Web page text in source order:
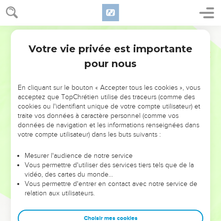
NE MANQUEZ PAS L’ÉVÉNEMENT
DE L’ANNÉE !
ET SI LEURS ERREURS POUVAIENT VOUS ÉVITER LES
VOTRES ?
leur foi ou leur vision. Mais on voit moins les doutes, les erreurs
et les saisons difficiles qu'ils ont traversés, alors même que ce
sont elles qui les ont façonnés.
Dans cette conférence, leaders, entrepreneurs, et responsables
clés pour avancer avec plus de sagesse afin que leurs erreurs
Votre vie privée est importante
pour nous
En cliquant sur le bouton « Accepter tous les cookies », vous
acceptez que TopChrétien utilise des traceurs (comme des
cookies ou l'identifiant unique de votre compte utilisateur) et
traite vos données à caractère personnel (comme vos
données de navigation et les informations renseignées dans
votre compte utilisateur) dans les buts suivants :
Mesurer l'audience de notre service
Vous permettre d'utiliser des services tiers tels que de la
vidéo, des cartes du monde…
Vous permettre d'entrer en contact avec notre service de
relation aux utilisateurs.
Choisir mes cookies